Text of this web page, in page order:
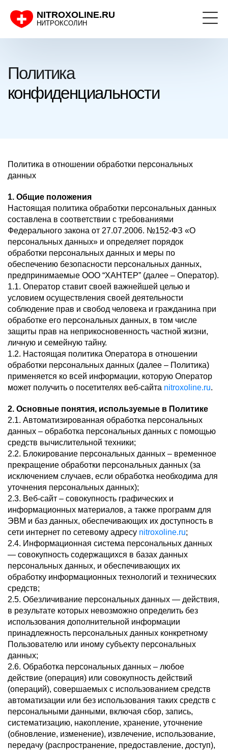
NITROXOLINE.RU
НИТРОКСОЛИН
Политика
конфиденциальности
Политика в отношении обработки персональных
данных
1. Общие положения
Настоящая политика обработки персональных данных
составлена в соответствии с требованиями
Федерального закона от 27.07.2006. №152-ФЗ «О
персональных данных» и определяет порядок
обработки персональных данных и меры по
обеспечению безопасности персональных данных,
предпринимаемые ООО “ХАНТЕР” (далее – Оператор).
1.1. Оператор ставит своей важнейшей целью и
условием осуществления своей деятельности
соблюдение прав и свобод человека и гражданина при
обработке его персональных данных, в том числе
защиты прав на неприкосновенность частной жизни,
личную и семейную тайну.
1.2. Настоящая политика Оператора в отношении
обработки персональных данных (далее – Политика)
применяется ко всей информации, которую Оператор
может получить о посетителях веб-сайта nitroxoline.ru.
2. Основные понятия, используемые в Политике
2.1. Автоматизированная обработка персональных
данных – обработка персональных данных с помощью
средств вычислительной техники;
2.2. Блокирование персональных данных – временное
прекращение обработки персональных данных (за
исключением случаев, если обработка необходима для
уточнения персональных данных);
2.3. Веб-сайт – совокупность графических и
информационных материалов, а также программ для
ЭВМ и баз данных, обеспечивающих их доступность в
сети интернет по сетевому адресу nitroxoline.ru;
2.4. Информационная система персональных данных
— совокупность содержащихся в базах данных
персональных данных, и обеспечивающих их
обработку информационных технологий и технических
средств;
2.5. Обезличивание персональных данных — действия,
в результате которых невозможно определить без
использования дополнительной информации
принадлежность персональных данных конкретному
Пользователю или иному субъекту персональных
данных;
2.6. Обработка персональных данных – любое
действие (операция) или совокупность действий
(операций), совершаемых с использованием средств
автоматизации или без использования таких средств с
персональными данными, включая сбор, запись,
систематизацию, накопление, хранение, уточнение
(обновление, изменение), извлечение, использование,
передачу (распространение, предоставление, доступ),